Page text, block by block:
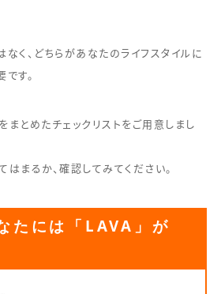
なく、どちらがあなたのライフスタイルに
です。
まとめたチェックリストをご用意しまし
はまるか、確認してみてください。
たには「LAVA」が